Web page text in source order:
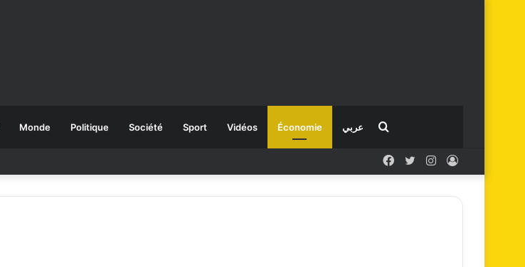
Monde Politique Société Sport Vidéos Économie عربي
Facebook
X InstagramConnexion